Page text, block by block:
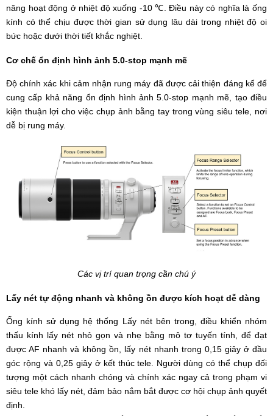
năng hoạt động ở nhiệt độ xuống -10 ℃. Điều này có nghĩa là ống
kính có thể chịu được thời gian sử dụng lâu dài trong nhiệt độ oi
bức hoặc dưới thời tiết khắc nghiệt.
Cơ chế ổn định hình ảnh 5.0-stop mạnh mẽ
Độ chính xác khi cảm nhận rung máy đã được cải thiện đáng kể để
cung cấp khả năng ổn định hình ảnh 5.0-stop mạnh mẽ, tạo điều
kiện thuận lợi cho việc chụp ảnh bằng tay trong vùng siêu tele, nơi
dễ bị rung máy.
Các vị trí quan trọng cần chú ý
Lấy nét tự động nhanh và không ồn được kích hoạt dễ dàng
Ống kính sử dụng hệ thống Lấy nét bên trong, điều khiển nhóm
thấu kính lấy nét nhỏ gọn và nhẹ bằng mô tơ tuyến tính, để đạt
được AF nhanh và không ồn, lấy nét nhanh trong 0,15 giây ở đầu
góc rộng và 0,25 giây ở kết thúc tele. Người dùng có thể chụp đối
tượng một cách nhanh chóng và chính xác ngay cả trong phạm vi
siêu tele khó lấy nét, đảm bảo nắm bắt được cơ hội chụp ảnh quyết
định.